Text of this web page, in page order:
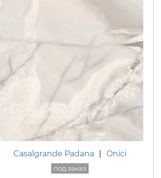
Casalgrande Padana Onici